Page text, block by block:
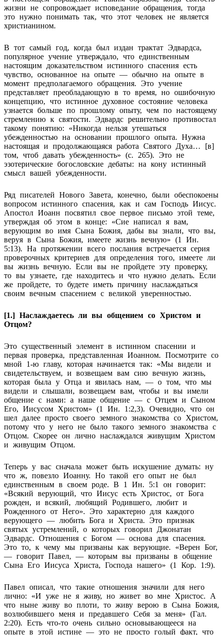
жизни не сопровождает исповедание обращения, тогда
это нужно понимать так, что этот человек не является
христианином.
В тот самый год, когда был издан трактат Эдвардса,
популярное учение утверждало, что единственным
настоящим доказательством истинного спасения есть
чувство, основанное на опыте — обычно на опыте в
момент предполагаемого обращения. Это учение
представляет преобладающую в то время, но ошибочную
концепцию, что истинное духовное состояние человека
узнается больше по прошлому опыту, чем по настоящему
стремлению к святости. Эдвардс решительно противостал
такому понятию: «Никогда нельзя утешаться
убежденностью на основании прошлого опыта. Нужна
настоящая и продолжающаяся работа Святого Духа… [в]
том, чтоб давать убежденность» (с. 265). Это не
эзотерические богословские дебаты: на кону истинный
смысл вашей убежденности.
Ряд писателей Нового Завета, конечно, были обеспокоены
вопросом истинного спасения, как и сам Господь Иисус.
Апостол Иоанн посвятил свое первое письмо этой теме,
утверждая об этом в конце: «Сие написал я вам,
верующим во имя Сына Божия, дабы вы знали, что вы,
веруя в Сына Божия, имеете жизнь вечную» (1 Ин.
5:13). На протяжении всего послания встречается серия
проверочных критериев для определения того, имеете ли
вы жизнь вечную. Если вы не пройдете эту проверку,
то вы узнаете, где находитесь и что нужно делать. Если
же пройдете, то будете иметь причину наслаждаться
своим вечным спасением с великой уверенностью.
[1.] Наслаждаетесь ли вы общением со Христом и
Отцом?
Это существенный элемент в истинном спасении и
первая проверка, представленная Иоанном. Посмотрите со
мной 1-ю главу, которая начинается так: «Мы видели и
свидетельствуем, и возвещаем вам сию вечную жизнь,
которая была у Отца и явилась нам, — о том, что мы
видели и слышали, возвещаем вам, чтобы и вы имели
общение с нами: а наше общение — с Отцем и Сыном
Его, Иисусом Христом» (1 Ин. 1:2,3). Очевидно, что он
шел далее просто своего земного знакомства со Христом,
потому что у него не было такого земного знакомства с
Отцом. Скорее он лично наслаждался живущим Христом
и живущим Отцом.
Теперь у вас сначала может быть искушение думать: ну
что ж, повезло Иоанну. Но такой его опыт не был
единственным в своем роде. В 1 Ин. 5:1 он говорит:
«Всякий верующий, что Иисус есть Христос, от Бога
рожден, и всякий, любящий Родившего, любит и
Рожденного от Него». Это характерно для каждого
верующего — любить Бога и Христа. Это признак
святых устремлений, о которых говорил Джонатан
Эдвардс. Отношения с Богом — основа для спасения.
Это то, к чему мы призваны как верующие. «Верен Бог,
— говорит Павел, — которым вы призваны в общение
Сына Его Иисуса Христа, Господа нашего» (1 Кор. 1:9).
Павел описал, что такие отношения значили для него
лично: «И уже не я живу, но живет во мне Христос. А
что ныне живу во плоти, то живу верою в Сына Божия,
возлюбившего меня и предавшего Себя за меня» (Гал.
2:20). Есть что-то очень сильно основывающееся на
опыте в этой истине — это не просто голый факт, что